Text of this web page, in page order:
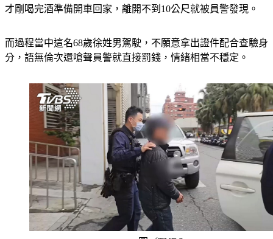
分，語無倫次還嗆聲員警就直接罰錢，情緒相當不穩定。
圖／TVBS